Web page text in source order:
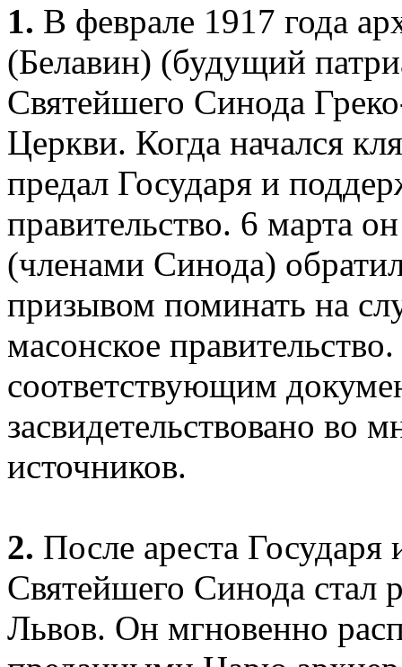
1. В феврале 1917 года
(Белавин) (будущий
Святейшего Синода
Церкви. Когда начался
предал Государя и
правительство. 6 марта
(членами Синода)
призывом поминать на
масонское
соответствующим
засвидетельствовано во
источников.
2. После ареста
Святейшего Синода стал
Львов. Он мгновенно